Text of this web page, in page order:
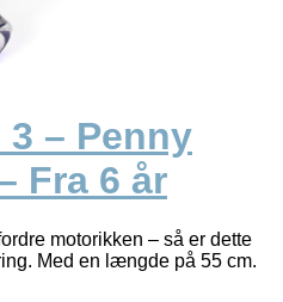
3 – Penny
Fra 6 år
motorikken – så er dette
Med en længde på 55 cm.